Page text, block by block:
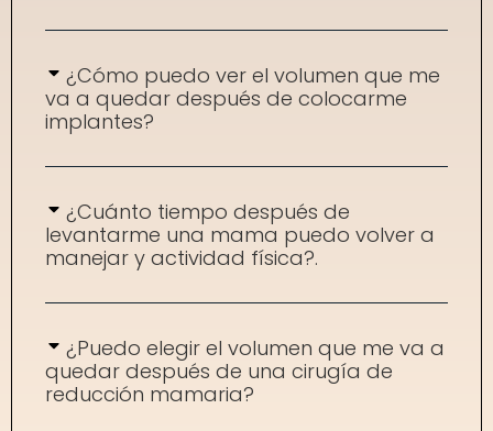
¿Cómo puedo ver el volumen que me
va a quedar después de colocarme
implantes?
¿Cuánto tiempo después de
levantarme una mama puedo volver a
manejar y actividad física?.
¿Puedo elegir el volumen que me va a
quedar después de una cirugía de
reducción mamaria?